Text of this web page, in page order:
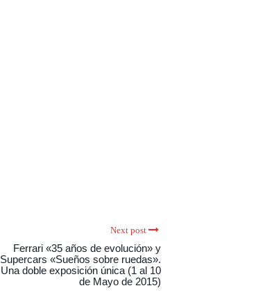
Next post
Ferrari «35 años de evolución» y
Supercars «Sueños sobre ruedas».
Una doble exposición única (1 al 10
de Mayo de 2015)